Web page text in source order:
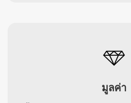
มูลค่า